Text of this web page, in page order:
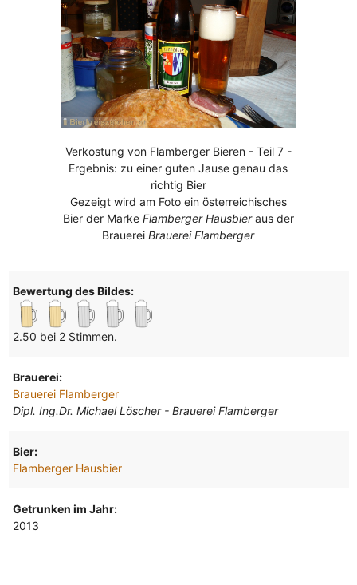
Verkostung von Flamberger Bieren - Teil 7 -
Ergebnis: zu einer guten Jause genau das
richtig Bier
Gezeigt wird am Foto ein österreichisches
Bier der Marke Flamberger Hausbieraus der
BrauereiBrauerei Flamberger
Bewertung des Bildes:
2.50 bei 2 Stimmen.
Brauerei:
Brauerei Flamberger
Dipl. Ing.Dr. Michael Löscher - Brauerei Flamberger
Bier:
Flamberger Hausbier
Getrunken im Jahr:
2013